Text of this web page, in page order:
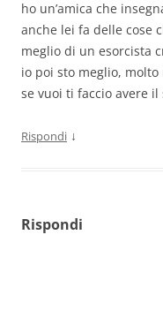
ho un’amica che
anche lei fa delle cose
meglio di un esorcista
io poi sto meglio,
se vuoi ti faccio avere il
Rispondi ↓
Rispondi